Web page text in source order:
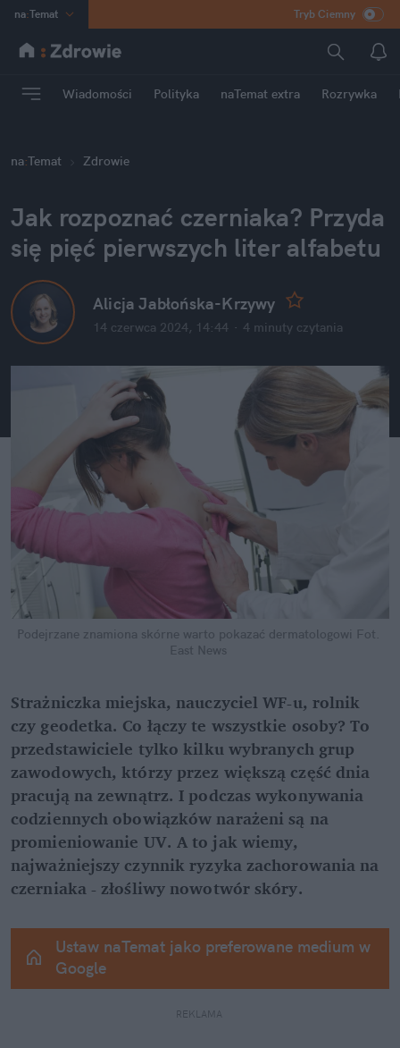
na:Temat
INN Poland
mama
Rozrywka
Tryb Ciemny
Wiadomości Polityka naTemat extra Rozrywka
na:Temat Zdrowie
Jak rozpoznać czerniaka? Przyda
się pięć pierwszych liter alfabetu
Alicja Jabłońska-Krzywy
14 czerwca 2024, 14:44 · 4 minuty czytania
Podejrzane znamiona skórne warto pokazać dermatologowi Fot.
East News
Strażniczka miejska, nauczyciel WF-u, rolnik
czy geodetka. Co łączy te wszystkie osoby? To
przedstawiciele tylko kilku wybranych grup
zawodowych, którzy przez większą część dnia
pracują na zewnątrz. I podczas wykonywania
codziennych obowiązków narażeni są na
promieniowanie UV. A to jak wiemy,
najważniejszy czynnik ryzyka zachorowania na
czerniaka - złośliwy nowotwór skóry.
Ustaw naTemat jako preferowane medium w
Google
REKLAMA